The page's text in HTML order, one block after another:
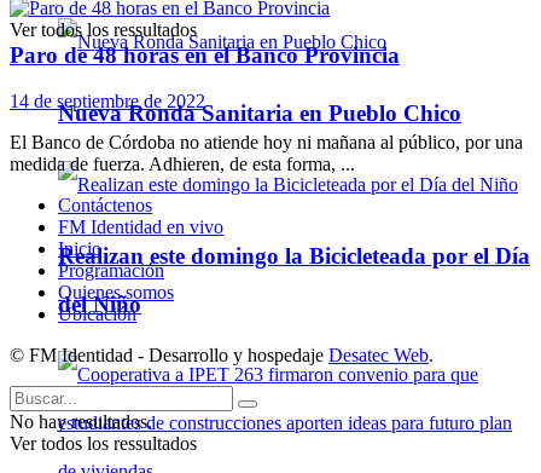
Nueva Ronda Sanitaria en Pueblo Chico
Realizan este domingo la Bicicleteada por el Día
del Niño
Ver todos los ressultados
Paro de 48 horas en el Banco Provincia
14 de septiembre de 2022
El Banco de Córdoba no atiende hoy ni mañana al público, por una
medida de fuerza. Adhieren, de esta forma, ...
Contáctenos
FM Identidad en vivo
Inicio
Programación
Quienes somos
Ubicación
© FM Identidad - Desarrollo y hospedaje Desatec Web.
No hay resultados.
Ver todos los ressultados